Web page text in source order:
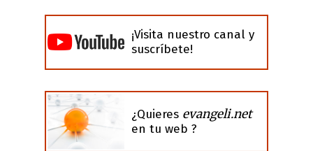
¡Visita nuestro canal y
suscríbete!
¿Quieres evangeli.net
en tu web ?